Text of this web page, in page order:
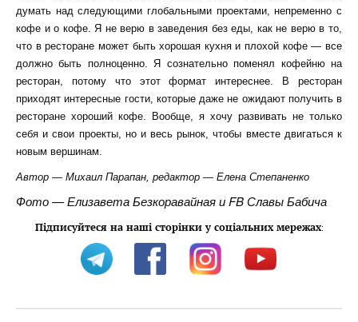
думать над следующими глобальными проектами, непременно с
кофе и о кофе. Я не верю в заведения без еды, как не верю в то,
что в ресторане может быть хорошая кухня и плохой кофе — все
должно быть полноценно. Я сознательно поменял кофейню на
ресторан, потому что этот формат интереснее. В ресторан
приходят интересные гости, которые даже не ожидают получить в
ресторане хороший кофе. Вообще, я хочу развивать не только
себя и свои проекты, но и весь рынок, чтобы вместе двигаться к
новым вершинам.
Автор — Михаил Парапан, редактор — Елена Степаненко
Фото — Елизавета Безкоравайная и FB Славы Бабича
Підписуйтеся на наші сторінки у соціальних мережах: